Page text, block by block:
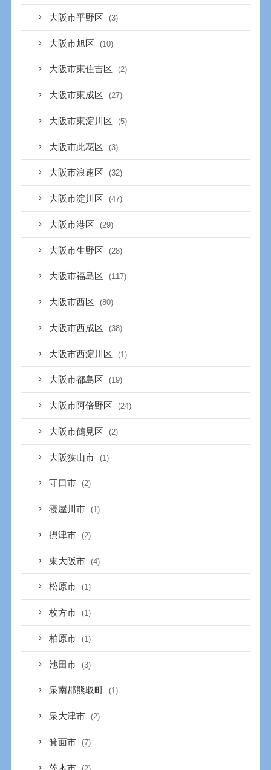
大阪市平野区 (3)
大阪市旭区 (10)
大阪市東住吉区 (2)
大阪市東成区 (27)
大阪市東淀川区 (5)
大阪市此花区 (3)
大阪市浪速区 (32)
大阪市淀川区 (47)
大阪市港区 (29)
大阪市生野区 (28)
大阪市福島区 (117)
大阪市西区 (80)
大阪市西成区 (38)
大阪市西淀川区 (1)
大阪市都島区 (19)
大阪市阿倍野区 (24)
大阪市鶴見区 (2)
大阪狭山市 (1)
守口市 (2)
寝屋川市 (1)
摂津市 (2)
東大阪市 (4)
松原市 (1)
枚方市 (1)
柏原市 (1)
池田市 (3)
泉南郡熊取町 (1)
泉大津市 (2)
箕面市 (7)
茨木市